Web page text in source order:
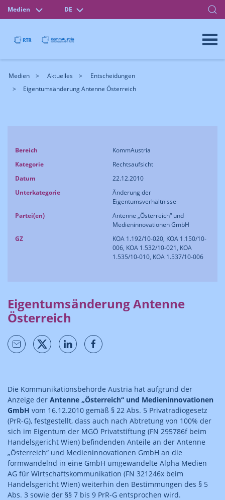
Medien DE
Medien Aktuelles
Entscheidungen
Eigentumsänderung Antenne Österreich
Bereich
KommAustria
Kategorie
Rechtsaufsicht
Datum
22.12.2010
Unterkategorie
Änderung der
Eigentumsverhältnisse
Partei(en)
Antenne „Österreich“ und
Medieninnovationen GmbH
GZ
KOA 1.192/10-020, KOA 1.150/10-
006, KOA 1.532/10-021, KOA
1.535/10-010, KOA 1.537/10-006
Eigentumsänderung Antenne
Österreich
Die Kommunikationsbehörde Austria hat aufgrund der
Anzeige der Antenne „Österreich“ und Medieninnovationen
GmbH vom 16.12.2010 gemäß § 22 Abs. 5 Privatradiogesetz
(PrR-G), festgestellt, dass auch nach Abtretung von 100% der
sich im Eigentum der MGÖ Privatstiftung (FN 295786f beim
Handelsgericht Wien) befindenden Anteile an der Antenne
„Österreich“ und Medieninnovationen GmbH an die
formwandelnd in eine GmbH umgewandelte Alpha Medien
AG für Wirtschaftskommunikation (FN 321246x beim
Handelsgericht Wien) weiterhin den Bestimmungen des § 5
Abs. 3 sowie der §§ 7 bis 9 PrR-G entsprochen wird.